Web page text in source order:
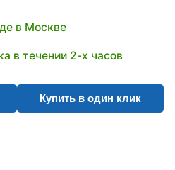
в Москве
в течении 2-х часов
Купить в один клик